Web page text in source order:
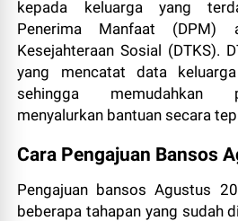
kepada keluarga yang
Penerima Manfaat (DPM)
Kesejahteraan Sosial (DTKS).
yang mencatat data
sehingga memudahkan
menyalurkan bantuan secara
Cara Pengajuan Bansos
Pengajuan bansos Agustus
beberapa tahapan yang sudah